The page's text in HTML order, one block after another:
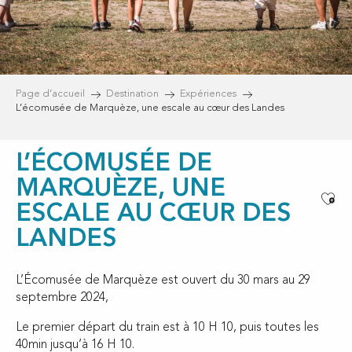
Page d’accueil Destination
Expériences
L’écomusée de Marquèze, une escale au cœur des Landes
L’ÉCOMUSÉE DE
MARQUÈZE, UNE
ESCALE AU CŒUR DES
LANDES
L’Écomusée de Marquèze est ouvert du 30 mars au 29
septembre 2024,
Le premier départ du train est à 10 H 10, puis toutes les
40min jusqu’à 16 H 10.